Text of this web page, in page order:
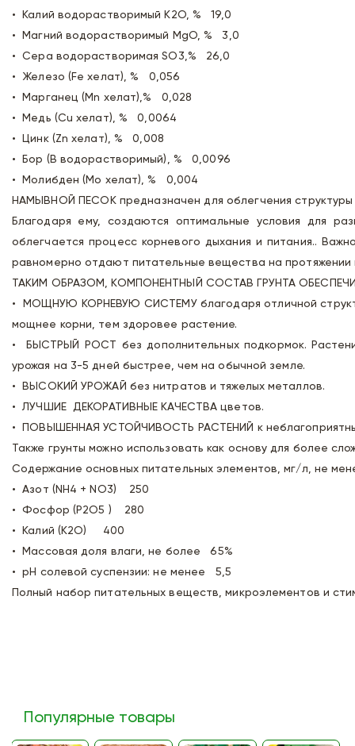
• Калий водорастворимый K2O, % 19,0
• Магний водорастворимый MgO, % 3,0
• Сера водорастворимая SO3,% 26,0
• Железо (Fe хелат), % 0,056
• Марганец (Mn хелат),% 0,028
• Медь (Cu хелат), % 0,0064
• Цинк (Zn хелат), % 0,008
• Бор (В водорастворимый), % 0,0096
• Молибден (Mo хелат), % 0,004
НАМЫВНОЙ ПЕСОК предназначен для облегчения структуры
Благодаря ему, создаются оптимальные условия для
облегчается процесс корневого дыхания и питания..
равномерно отдают питательные вещества на протяжении
ТАКИМ ОБРАЗОМ, КОМПОНЕНТНЫЙ СОСТАВ ГРУНТА
• МОЩНУЮ КОРНЕВУЮ СИСТЕМУ благодаря отличной
мощнее корни, тем здоровее растение.
• БЫСТРЫЙ РОСТ без дополнительных подкормок.
урожая на 3-5 дней быстрее, чем на обычной земле.
• ВЫСОКИЙ УРОЖАЙ без нитратов и тяжелых металлов.
• ЛУЧШИЕ ДЕКОРАТИВНЫЕ КАЧЕСТВА цветов.
• ПОВЫШЕННАЯ УСТОЙЧИВОСТЬ РАСТЕНИЙ к
Также грунты можно использовать как основу для более
Содержание основных питательных элементов, мг/л, не
• Азот (NH4 + NO3) 250
• Фосфор (Р2О5 ) 280
• Калий (К2О) 400
• Массовая доля влаги, не более 65%
• pH солевой суспензии: не менее 5,5
Полный набор питательных веществ, микроэлементов и
Популярные товары